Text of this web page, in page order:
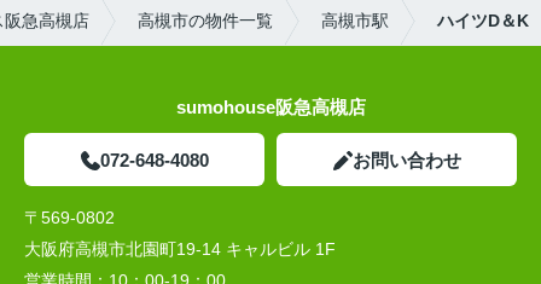
阪急高槻店 高槻市の物件一覧 高槻市駅 ハイツD＆K
sumohouse阪急高槻店
072-648-4080 お問い合わせ
〒569-0802
大阪府高槻市北園町19-14 キャルビル 1F